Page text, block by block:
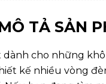
TẢ SẢN
dành cho những
kế nhiều vòng